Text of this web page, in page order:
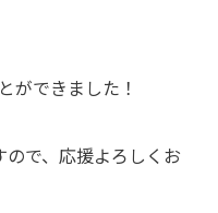
ができました！
で、応援よろしくお